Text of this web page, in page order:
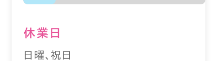
休業⽇
日曜、祝日